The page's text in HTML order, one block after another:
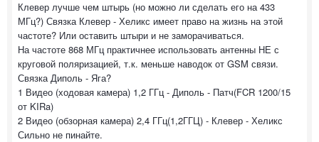
Клевер лучше чем штырь (но можно ли сделать его на 433
МГц?) Связка Клевер - Хеликс имеет право на жизнь на этой
частоте? Или оставить штыри и не заморачиваться.
На частоте 868 МГц практичнее использовать антенны НЕ с
круговой поляризацией, т.к. меньше наводок от GSM связи.
Связка Диполь - Яга?
1 Видео (ходовая камера) 1,2 ГГц - Диполь - Патч(FCR 1200/15
от KIRa)
2 Видео (обзорная камера) 2,4 ГГц(1,2ГГЦ) - Клевер - Хеликс
Сильно не пинайте.